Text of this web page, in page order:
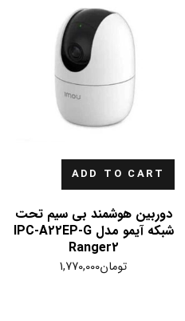
ADD TO CART
دوربین هوشمند بی سیم تحت
شبکه آیمو مدل IPC-A22EP-G
Ranger2
تومان1,770,000